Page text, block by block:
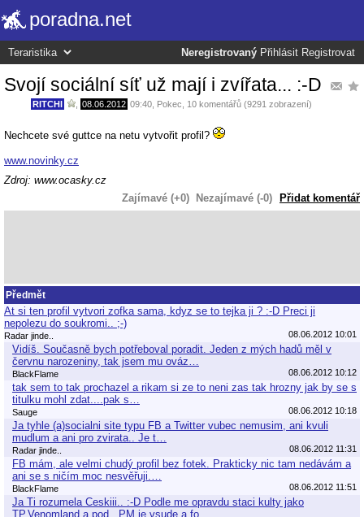
poradna.net
Neregistrovaný Přihlásit Registrovat
Svojí sociální síť už mají i zvířata... :-D
RITCHI 08.06.2012 09:40 Pokec , 10 komentářů (9291 zobrazení)
Nechcete své guttce na netu vytvořit profil?
www.novinky.cz
Zdroj: www.ocasky.cz
Zajímavé (+0)
Nezajímavé (-0) Přidat komentář
Předmět
At si ten profil vytvori zofka sama, kdyz se to tejka ji ? :-D Preci ji
nepolezu do soukromi.. ;-)
Radar jinde.. 08.06.2012 10:01
Vidíš. Současně bych potřeboval poradit. Jeden z mých hadů měl v
červnu narozeniny, tak jsem mu ováz…
BlackFlame 08.06.2012 10:12
tak sem to tak prochazel a rikam si ze to neni zas tak hrozny jak by se s
titulku mohl zdat....pak s…
Sauge 08.06.2012 10:18
Ja tyhle (a)socialni site typu FB a Twitter vubec nemusim, ani kvuli
mudlum a ani pro zvirata.. Je t…
Radar jinde.. 08.06.2012 11:31
FB mám, ale velmi chudý profil bez fotek. Prakticky nic tam nedávám a
ani se s ničím moc nesvěřuji.…
BlackFlame 08.06.2012 11:51
Ja Ti rozumela Ceskiii.. :-D Podle me opravdu staci kulty jako
TP,Venomland a pod.. PM je vsude a fo…